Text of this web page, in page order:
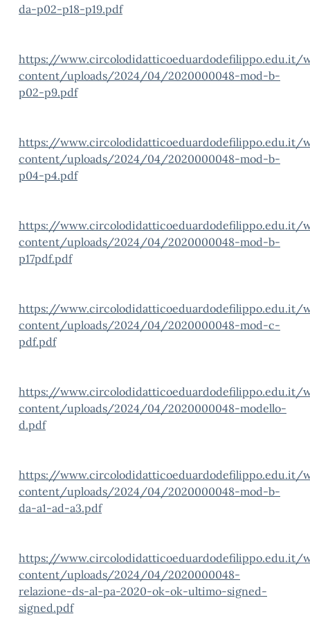
da-p02-p18-p19.pdf
https://www.circolodidatticoeduardodefilippo.edu.it/
content/uploads/2024/04/2020000048-mod-b-
p02-p9.pdf
https://www.circolodidatticoeduardodefilippo.edu.it/
content/uploads/2024/04/2020000048-mod-b-
p04-p4.pdf
https://www.circolodidatticoeduardodefilippo.edu.it/
content/uploads/2024/04/2020000048-mod-b-
p17pdf.pdf
https://www.circolodidatticoeduardodefilippo.edu.it/
content/uploads/2024/04/2020000048-mod-c-
pdf.pdf
https://www.circolodidatticoeduardodefilippo.edu.it/
content/uploads/2024/04/2020000048-modello-
d.pdf
https://www.circolodidatticoeduardodefilippo.edu.it/
content/uploads/2024/04/2020000048-mod-b-
da-a1-ad-a3.pdf
https://www.circolodidatticoeduardodefilippo.edu.it/
content/uploads/2024/04/2020000048-
relazione-ds-al-pa-2020-ok-ok-ultimo-signed-
signed.pdf